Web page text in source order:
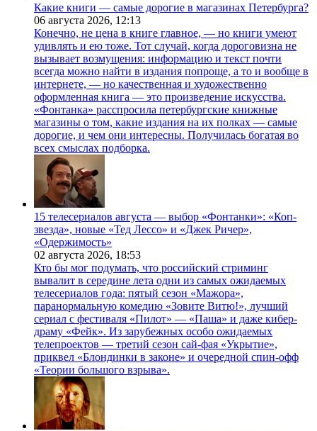
Какие книги — самые дорогие в магазинах Петербурга?
06 августа 2026, 12:13
Конечно, не цена в книге главное, — но книги умеют
удивлять и ею тоже. Тот случай, когда дороговизна не
вызывает возмущения: информацию и текст почти
всегда можно найти в издания попроще, а то и вообще в
интернете, — но качественная и художественно
оформленная книга — это произведение искусства.
«Фонтанка» расспросила петербургские книжные
магазины о том, какие издания на их полках — самые
дорогие, и чем они интересны. Получилась богатая во
всех смыслах подборка.
15 телесериалов августа — выбор «Фонтанки»: «Коп-
звезда», новые «Тед Лессо» и «Джек Ричер»,
«Одержимость»
02 августа 2026, 18:53
Кто бы мог подумать, что российский стриминг
вывалит в середине лета одни из самых ожидаемых
телесериалов года: пятый сезон «Мажора»,
паранормальную комедию «Зовите Витю!», лучший
сериал с фестиваля «Пилот» — «Паша» и даже кибер-
драму «Фейк». Из зарубежных особо ожидаемых
телепроектов — третий сезон сай-фая «Укрытие»,
приквел «Блондинки в законе» и очередной спин-офф
«Теории большого взрыва».